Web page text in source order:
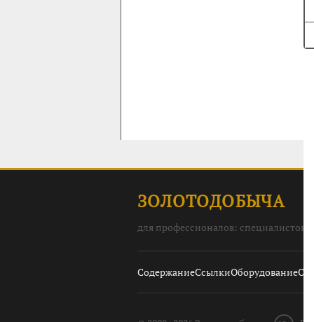
ЗОЛОТОДОБЫЧА
для профессионалов: специалистов,
СодержаниеСсылкиОборудованиеО